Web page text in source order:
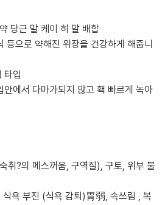
당근 말 케이 히 말 배합
등으로 약해진 위장을 건강하게 해줍니
타입
에서 다마가되지 않고 홱 빠르게 녹아
취?의 메스꺼움, 구역질), 구토, 위부 불
식욕 부진 (식욕 감퇴)胃弱, 속쓰림 , 복